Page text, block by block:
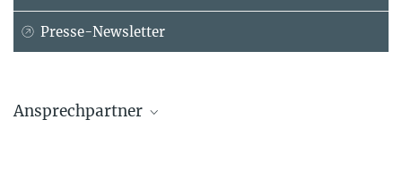
Presse-Newsletter
Ansprechpartner